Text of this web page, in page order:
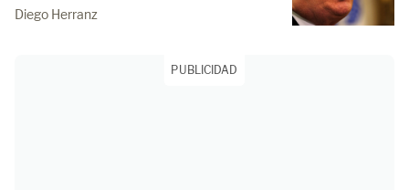
Diego Herranz
PUBLICIDAD